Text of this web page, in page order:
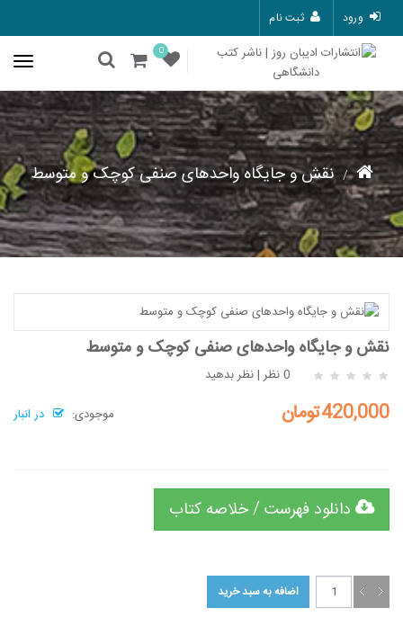
ورود ثبت نام
0
نقش و جایگاه واحدهای صنفی کوچک و متوسط
نقش و جایگاه واحدهای صنفی کوچک و متوسط
0 نظر |نظر بدهید
موجودی:
در انبار 420,000تومان
دانلود فهرست / خلاصه کتاب